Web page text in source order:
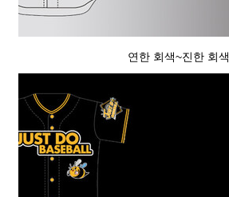
연한 회색~진한 회색